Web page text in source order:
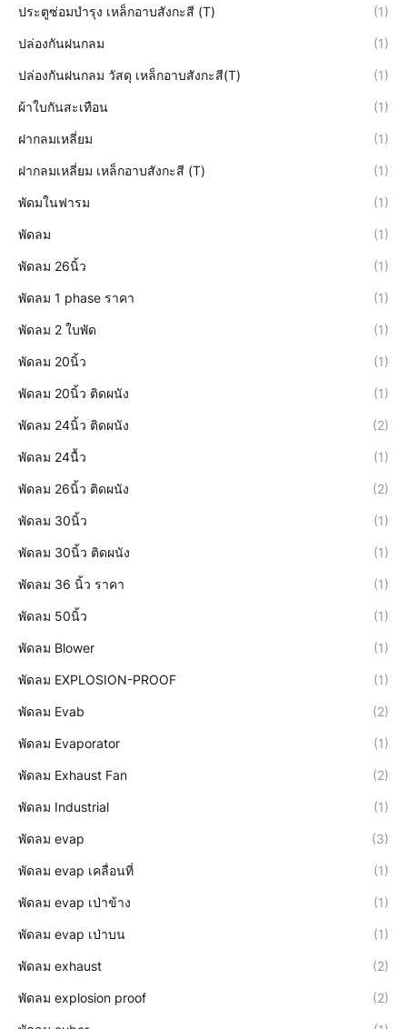
ประตูซ่อมบำรุง เหล็กอาบสังกะสี (T) (1)
ปล่องกันฝนกลม (1)
ปล่องกันฝนกลม วัสดุ เหล็กอาบสังกะสี(T) (1)
ผ้าใบกันสะเทือน (1)
ฝากลมเหลี่ยม (1)
ฝากลมเหลี่ยม เหล็กอาบสังกะสี (T) (1)
พัดมในฟารม (1)
พัดลม (1)
พัดลม 26นิ้ว (1)
พัดลม 1 phase ราคา (1)
พัดลม 2 ใบพัด (1)
พัดลม 20นิ้ว (1)
พัดลม 20นิ้ว ติดผนัง (1)
พัดลม 24นิ้ว ติดผนัง (2)
พัดลม 24นื้ว (1)
พัดลม 26นิ้ว ติดผนัง (2)
พัดลม 30นิ้ว (1)
พัดลม 30นิ้ว ติดผนัง (1)
พัดลม 36 นิ้ว ราคา (1)
พัดลม 50นิ้ว (1)
พัดลม Blower (1)
พัดลม EXPLOSION-PROOF (1)
พัดลม Evab (2)
พัดลม Evaporator (1)
พัดลม Exhaust Fan (2)
พัดลม Industrial (1)
พัดลม evap (3)
พัดลม evap เคลื่อนที่ (1)
พัดลม evap เป่าข้าง (1)
พัดลม evap เป่าบน (1)
พัดลม exhaust (2)
พัดลม explosion proof (2)